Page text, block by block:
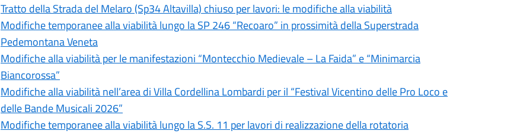
Tratto della Strada del Melaro (Sp34 Altavilla) chiuso per lavori: le modifiche alla viabilità
Modifiche temporanee alla viabilità lungo la SP 246 “Recoaro” in prossimità della Superstrada
Pedemontana Veneta
Modifiche alla viabilità per le manifestazioni “Montecchio Medievale – La Faida” e “Minimarcia
Biancorossa”
Modifiche alla viabilità nell’area di Villa Cordellina Lombardi per il “Festival Vicentino delle Pro Loco e
delle Bande Musicali 2026”
Modifiche temporanee alla viabilità lungo la S.S. 11 per lavori di realizzazione della rotatoria